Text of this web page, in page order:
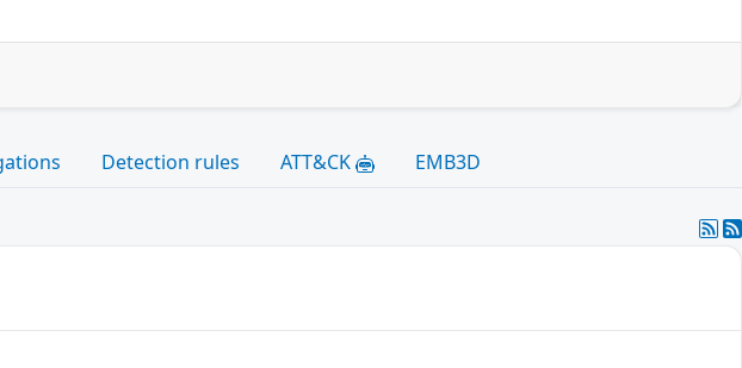
Detection rules ATT&CK EMB3D